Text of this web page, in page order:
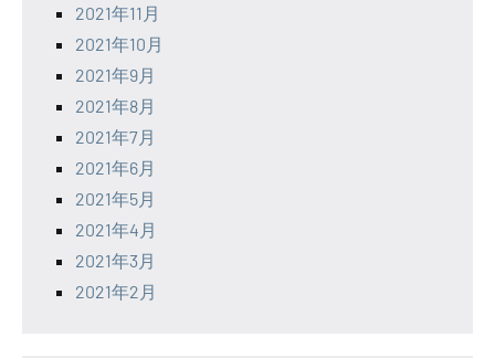
2021年11月
2021年10月
2021年9月
2021年8月
2021年7月
2021年6月
2021年5月
2021年4月
2021年3月
2021年2月